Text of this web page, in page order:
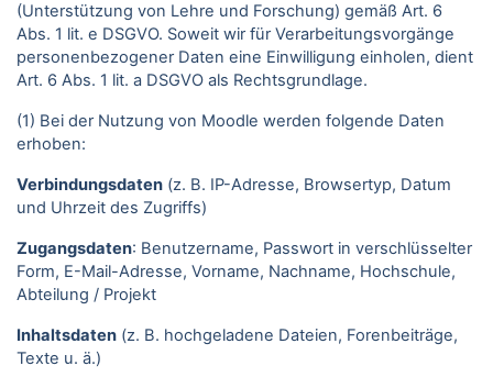
(Unterstützung von Lehre und Forschung) gemäß Art. 6
Abs. 1 lit. e DSGVO. Soweit wir für Verarbeitungsvorgänge
personenbezogener Daten eine Einwilligung einholen, dient
Art. 6 Abs. 1 lit. a DSGVO als Rechtsgrundlage.
(1) Bei der Nutzung von Moodle werden folgende Daten
erhoben:
Verbindungsdaten (z. B. IP-Adresse, Browsertyp, Datum
und Uhrzeit des Zugriffs)
Zugangsdaten: Benutzername, Passwort in verschlüsselter
Form, E-Mail-Adresse, Vorname, Nachname, Hochschule,
Abteilung / Projekt
Inhaltsdaten (z. B. hochgeladene Dateien, Forenbeiträge,
Texte u. ä.)